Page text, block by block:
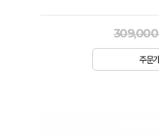
주문